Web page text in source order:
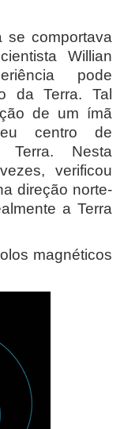
se comportava
Willian
pode
da Terra. Tal
de um ímã
centro de
Nesta
verificou
direção norte-
a Terra
magnéticos